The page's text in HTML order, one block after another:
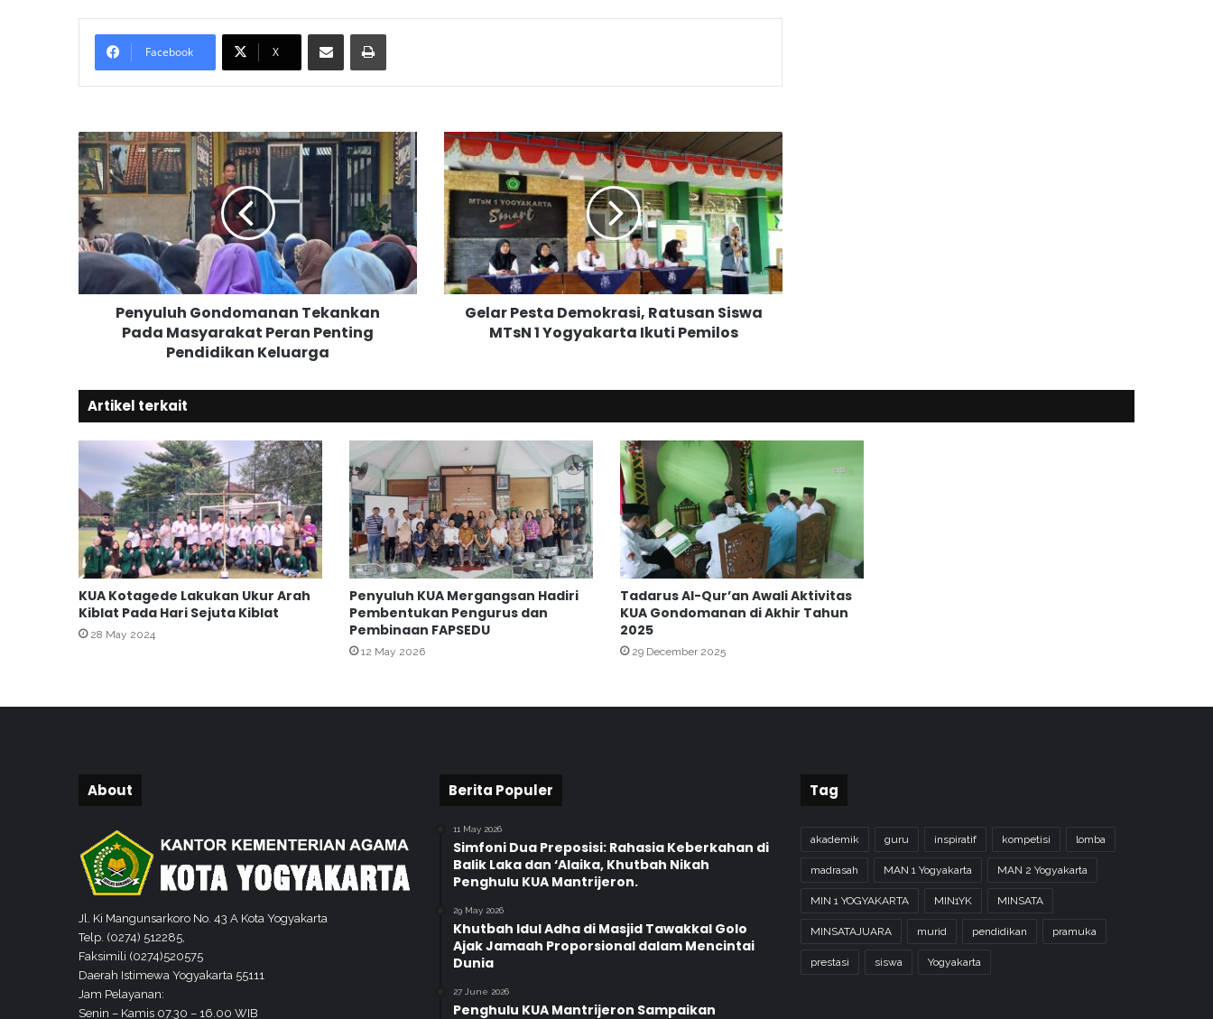
Facebook X
P
e
n
y
u
l
u
G
m
n
a
e
k
a
n
k
a
n
P
M
a
e
r
a
n
P
e
Penyuluh Gondomanan Tekankan
Pada Masyarakat Peran Penting
Pendidikan Keluarga
G
e
l
a
r
P
e
s
t
o
r
a
s
R
a
t
u
a
n
w
Gelar Pesta Demokrasi, Ratusan Siswa
MTsN 1 Yogyakarta Ikuti Pemilos
Artikel terkait
KUA Kotagede Lakukan Ukur Arah
Kiblat Pada Hari Sejuta Kiblat
28 May 2024
Penyuluh KUA Mergangsan Hadiri
Pembentukan Pengurus dan
Pembinaan FAPSEDU
12 May 2026
Tadarus Al-Qur’an Awali Aktivitas
KUA Gondomanan di Akhir Tahun
2025
29 December 2025
About
Jl. Ki Mangunsarkoro No. 43 A Kota Yogyakarta
Telp. (0274) 512285,
Faksimili (0274)520575
Daerah Istimewa Yogyakarta 55111
Jam Pelayanan:
Senin – Kamis 07.30 – 16.00 WIB
Berita Populer
11 May 2026
Simfoni Dua Preposisi: Rahasia Keberkahan di
Balik Laka dan ‘Alaika, Khutbah Nikah
Penghulu KUA Mantrijeron.
29 May 2026
Khutbah Idul Adha di Masjid Tawakkal Golo
Ajak Jamaah Proporsional dalam Mencintai
Dunia
27 June 2026
Penghulu KUA Mantrijeron Sampaikan
Tag
akademik guru inspiratif kompetisi lomba
madrasah MAN 1 Yogyakarta MAN 2 Yogyakarta
MIN 1 YOGYAKARTA MIN1YK MINSATA
MINSATAJUARA murid pendidikan pramuka
prestasi siswa Yogyakarta